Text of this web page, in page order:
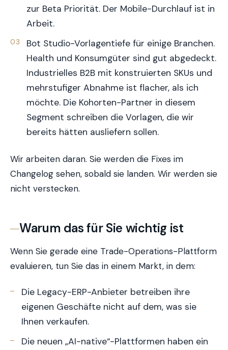
zur Beta Priorität. Der Mobile-Durchlauf ist in
Arbeit.
Bot Studio-Vorlagentiefe für einige Branchen.
Health und Konsumgüter sind gut abgedeckt.
Industrielles B2B mit konstruierten SKUs und
mehrstufiger Abnahme ist flacher, als ich
möchte. Die Kohorten-Partner in diesem
Segment schreiben die Vorlagen, die wir
bereits hätten ausliefern sollen.
Wir arbeiten daran. Sie werden die Fixes im
Changelog sehen, sobald sie landen. Wir werden sie
nicht verstecken.
Warum das für Sie wichtig ist
Wenn Sie gerade eine Trade-Operations-Plattform
evaluieren, tun Sie das in einem Markt, in dem:
Die Legacy-ERP-Anbieter betreiben ihre
eigenen Geschäfte nicht auf dem, was sie
Ihnen verkaufen.
Die neuen „AI-native“-Plattformen haben ein